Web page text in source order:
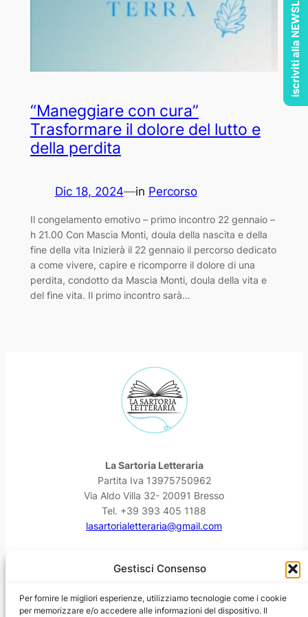
Gestisci Consenso
Per fornire le migliori esperienze, utilizziamo tecnologie come i cookie
per memorizzare e/o accedere alle informazioni del dispositivo. Il
“Maneggiare con cura”
Trasformare il dolore del lutto e
della perdita
Dic 18, 2024—in Percorso
Il congelamento emotivo – primo incontro 22 gennaio –
h 21.00 Con Mascia Monti, doula della nascita e della
fine della vita Inizierà il 22 gennaio il percorso dedicato
a come vivere, capire e ricomporre il dolore di una
perdita, condotto da Mascia Monti, doula della vita e
del fine vita. Il primo incontro sarà…
La Sartoria Letteraria
Partita Iva 13975750962
Via Aldo Villa 32- 20091 Bresso
Tel. +39 393 405 1188
lasartorialetteraria@gmail.com
Facebook
Instagram
YouTube
Threads
Iscriviti alla NEWSLETTER